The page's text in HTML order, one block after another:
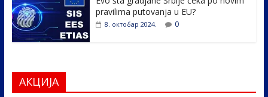
pravilima putovanja u EU?
8. октобар 2024. 0
АКЦИЈА